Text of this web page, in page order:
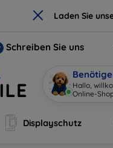
× Laden Sie
Schreiben Sie uns
Hallo, w|
Displayschutz